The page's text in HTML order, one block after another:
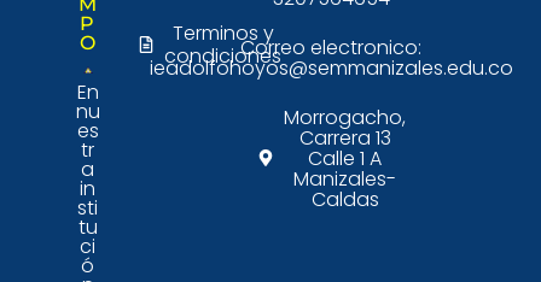
P
O
En
nu
es
tr
a
in
sti
tu
ci
ó
Terminos y
condicionesCorreo electronico:
ieadolfohoyos@semmanizales.edu.co
Morrogacho,
Carrera 13
Calle 1 A
Manizales-
Caldas